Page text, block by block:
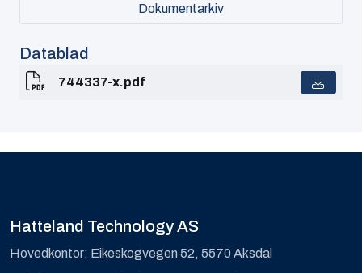
Dokumentarkiv
Datablad
744337-x.pdf
Hatteland Technology AS
Hovedkontor: Eikeskogvegen 52, 5570 Aksdal